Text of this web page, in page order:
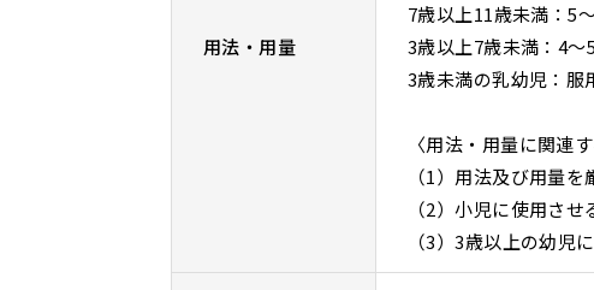
用法・用量
7歳以上11歳未満：5
3歳以上7歳未満：4～
3歳未満の乳幼児：服
〈用法・用量に関連す
（1）用法及び用量を
（2）小児に使用さ
（3）3歳以上の幼児